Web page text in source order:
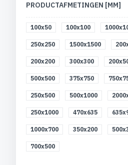
PRODUCTAFMETINGEN [MM]
100x50 100x100
250x250 1500x1500
200x200 300x300
500x500 375x750
250x500 500x1000
250x1000 470x635
1000x700 350x200
700x500